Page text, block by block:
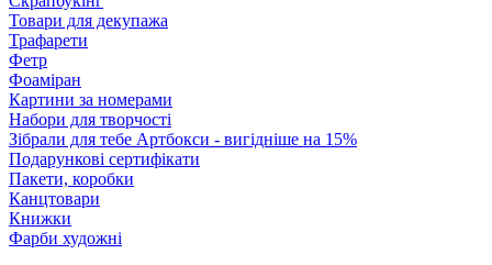
Товари для декупажа
Трафарети
Фетр
Фоаміран
Картини за номерами
Набори для творчості
Зібрали для тебе Артбокси - вигідніше на 15%
Подарункові сертифікати
Пакети, коробки
Канцтовари
Книжки
Фарби художні